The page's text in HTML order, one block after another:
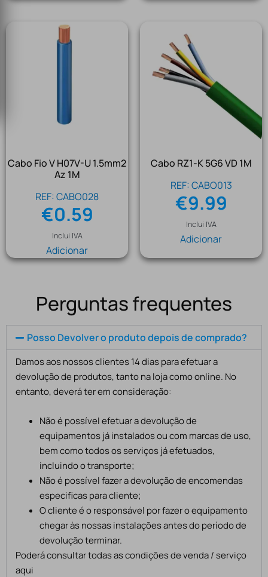
Cabo Fio V H07V-U 1.5mm2
Az 1M
REF: CABO028
€0.59
Inclui IVA
Adicionar
Cabo RZ1-K 5G6 VD 1M
REF: CABO013
€9.99
Inclui IVA
Adicionar
Perguntas frequentes
Posso Devolver o produto depois de comprado?
Damos aos nossos clientes 14 dias para efetuar a
devolução de produtos, tanto na loja como online. No
entanto, deverá ter em consideração:
Não é possível efetuar a devolução de
equipamentos já instalados ou com marcas de uso,
bem como todos os serviços já efetuados,
incluindo o transporte;
Não é possível fazer a devolução de encomendas
especificas para cliente;
O cliente é o responsável por fazer o equipamento
chegar às nossas instalações antes do período de
devolução terminar.
Poderá consultar todas as condições de venda / serviço
aqui